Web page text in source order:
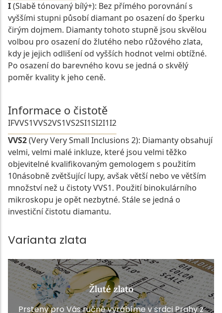
I(Slabě tónovaný bílý+): Bez přímého porovnání s
vyššími stupni působí diamant po osazení do šperku
čirým dojmem. Diamanty tohoto stupně jsou skvělou
volbou pro osazení do žlutého nebo růžového zlata,
kdy je jejich odlišení od vyšších hodnot velmi obtížné.
Po osazení do barevného kovu se jedná o skvělý
poměr kvality k jeho ceně.
Informace o čistotě
IFVVS1VVS2VS1VS2SI1SI2I1I2
VVS2(Very Very Small Inclusions 2): Diamanty obsahují
velmi, velmi malé inkluze, které jsou velmi těžko
objevitelné kvalifikovaným gemologem s použitím
10násobně zvětšující lupy, avšak větší nebo ve větším
množství než u čistoty VVS1. Použití binokulárního
mikroskopu je opět nezbytné. Stále se jedná o
investiční čistotu diamantu.
Varianta zlata
Žluté zlato
Prsteny pro Vás ručně vyrábíme v srdci Prahy z